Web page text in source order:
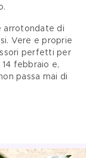
arrotondate di
Vere e proprie
perfetti per
febbraio e,
passa mai di